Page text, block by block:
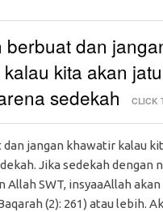
berbuat dan
kita akan
sedekah
CLICK
jangan khawatir kalau
Jika sedekah dengan
Allah SWT, insyaaAllah
(2): 261) atau lebih.